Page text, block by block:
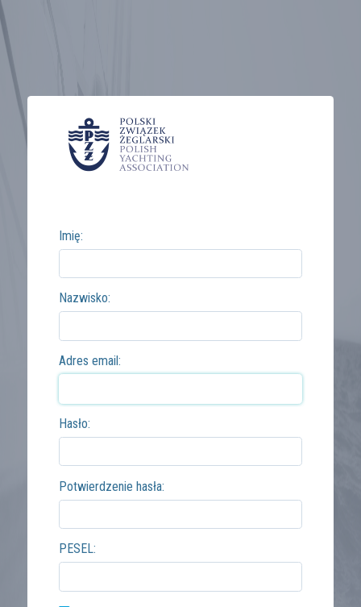
Imię:
Nazwisko:
Adres email:
Hasło:
Potwierdzenie hasła:
PESEL: